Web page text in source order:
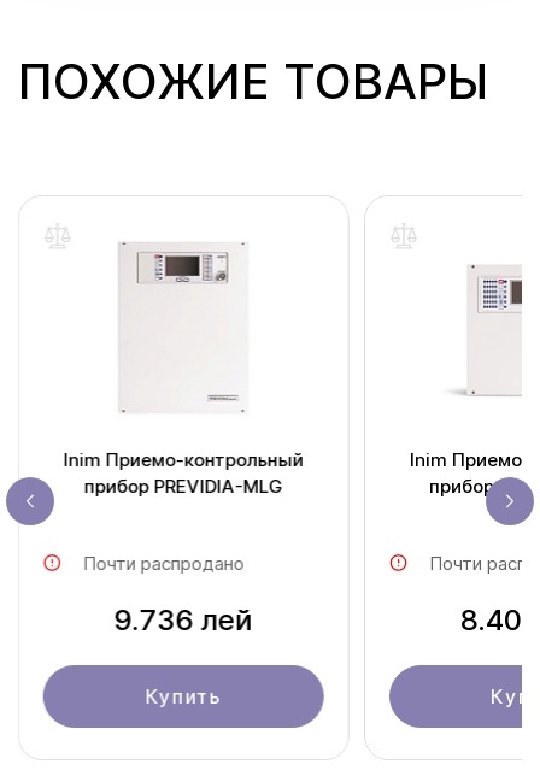
ПОХОЖИЕ ТОВАРЫ
Inim Приемо-контрольный
прибор PREVIDIA-MLG
Почти распродано
9.736 лей
Купить
Inim Приемо-
прибор
Почти